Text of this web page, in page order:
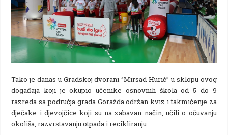
Tako je danas u Gradskoj dvorani ‘’Mirsad Hurić’’ u sklopu ovog
događaja koji je okupio učenike osnovnih škola od 5 do 9
razreda sa područja grada Goražda održan kviz i takmičenje za
dječake i djevojčice koji su na zabavan način, učili o očuvanju
okoliša, razvrstavanju otpada i recikliranju.